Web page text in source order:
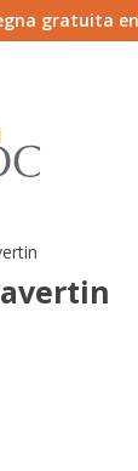
gratuita